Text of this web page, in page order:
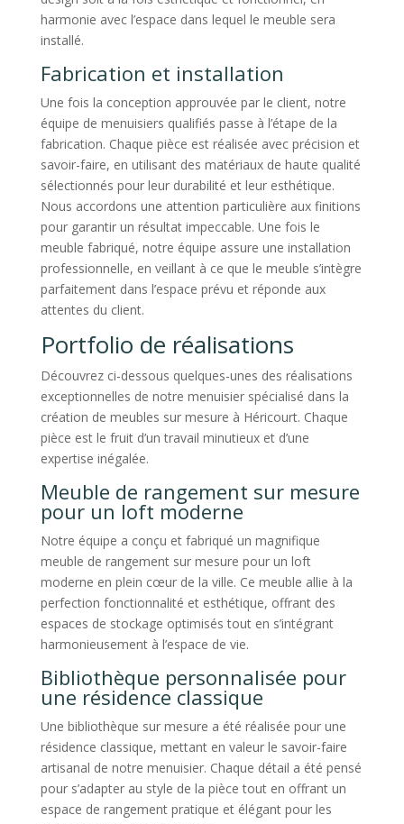
harmonie avec l’espace dans lequel le meuble sera
installé.
Fabrication et installation
Une fois la conception approuvée par le client, notre
équipe de menuisiers qualifiés passe à l’étape de la
fabrication. Chaque pièce est réalisée avec précision et
savoir-faire, en utilisant des matériaux de haute qualité
sélectionnés pour leur durabilité et leur esthétique.
Nous accordons une attention particulière aux finitions
pour garantir un résultat impeccable. Une fois le
meuble fabriqué, notre équipe assure une installation
professionnelle, en veillant à ce que le meuble s’intègre
parfaitement dans l’espace prévu et réponde aux
attentes du client.
Portfolio de réalisations
Découvrez ci-dessous quelques-unes des réalisations
exceptionnelles de notre menuisier spécialisé dans la
création de meubles sur mesure à Héricourt. Chaque
pièce est le fruit d’un travail minutieux et d’une
expertise inégalée.
Meuble de rangement sur mesure
pour un loft moderne
Notre équipe a conçu et fabriqué un magnifique
meuble de rangement sur mesure pour un loft
moderne en plein cœur de la ville. Ce meuble allie à la
perfection fonctionnalité et esthétique, offrant des
espaces de stockage optimisés tout en s’intégrant
harmonieusement à l’espace de vie.
Bibliothèque personnalisée pour
une résidence classique
Une bibliothèque sur mesure a été réalisée pour une
résidence classique, mettant en valeur le savoir-faire
artisanal de notre menuisier. Chaque détail a été pensé
pour s’adapter au style de la pièce tout en offrant un
espace de rangement pratique et élégant pour les